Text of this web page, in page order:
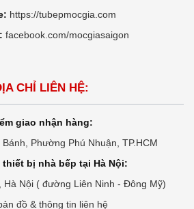
https://tubepmocgia.com
facebook.com/mocgiasaigon
CHỈ LIÊN HỆ:
giao nhận hàng:
Phường Phú Nhuận, TP.HCM
thiết bị nhà bếp tại Hà Nội:
Hà Nội ( đường Liên Ninh - Đông Mỹ)
đồ & thông tin liên hệ